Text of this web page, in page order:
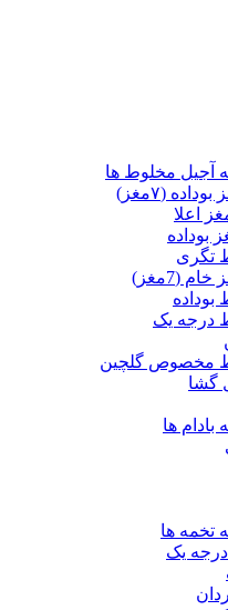
آجیل مخلوط ها
(۷مغز)
اعلا
بوداده
تگری
(7مغز)
بوداده
درجه یک
مخصوص گلچین
گشا
ها
تخمه ها
درجه یک